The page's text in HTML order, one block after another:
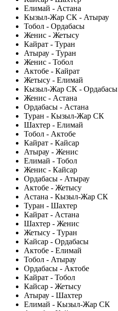
Елимай - Астана
Кызыл-Жар СК - Атырау
Тобол - Ордабасы
Женис - Жетысу
Кайрат - Туран
Атырау - Туран
Женис - Тобол
Актобе - Кайрат
Жетысу - Елимай
Кызыл-Жар СК - Ордабасы
Женис - Астана
Ордабасы - Астана
Туран - Кызыл-Жар СК
Шахтер - Елимай
Тобол - Актобе
Кайрат - Кайсар
Атырау - Женис
Елимай - Тобол
Женис - Кайсар
Ордабасы - Атырау
Актобе - Жетысу
Астана - Кызыл-Жар СК
Туран - Шахтер
Кайрат - Астана
Шахтер - Женис
Жетысу - Туран
Кайсар - Ордабасы
Актобе - Елимай
Тобол - Атырау
Ордабасы - Актобе
Кайрат - Тобол
Кайсар - Жетысу
Атырау - Шахтер
Елимай - Кызыл-Жар СК